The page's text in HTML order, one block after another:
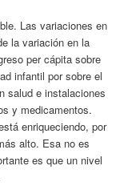
Las variaciones en
la variación en la
per cápita sobre
infantil por sobre el
salud e instalaciones
y medicamentos.
enriqueciendo, por
alto. Esa no es
es que un nivel